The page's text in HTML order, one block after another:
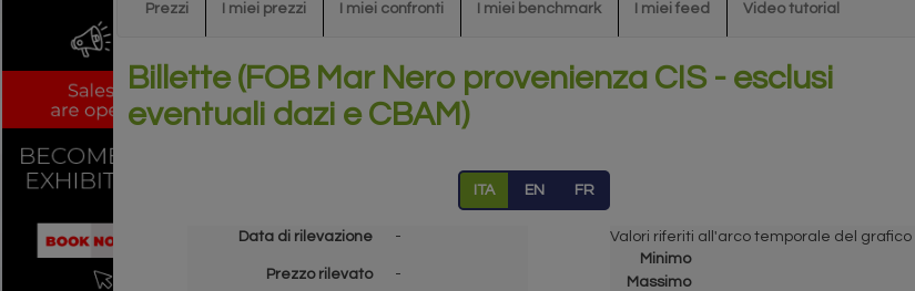
Prezzi I miei prezzi I miei confronti I miei benchmark I miei feed Video tutorial
Billette (FOB Mar Nero provenienza CIS - esclusi
eventuali dazi e CBAM)
ITA EN FR
Data di rilevazione -
Prezzo rilevato -
Valori riferiti all'arco temporale del grafico
Minimo
Massimo